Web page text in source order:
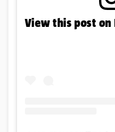
View this post on